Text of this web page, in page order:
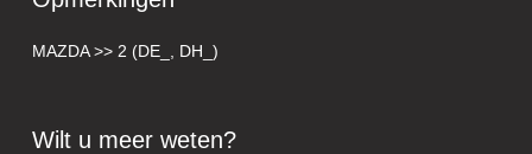
MAZDA >> 2 (DE_, DH_)
Wilt u meer weten?